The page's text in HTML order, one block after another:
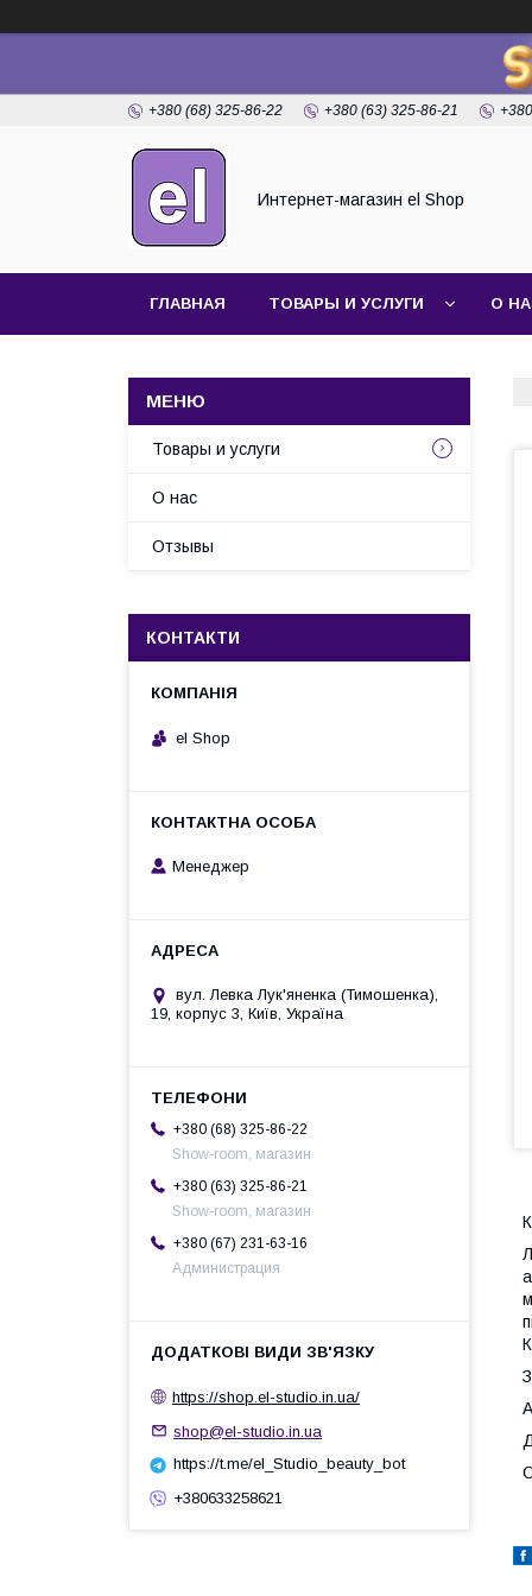
+380 (68) 325-86-22 +380 (63) 325-86-21
Интернет-магазин el Shop
ГЛАВНАЯ ТОВАРЫ И УСЛУГИ О
Товары и услуги
О нас
Отзывы
КОНТАКТИ
el Shop
Менеджер
вул. Левка Лук'яненка (Тимошенка),
19, корпус 3, Київ, Україна
+380 (68) 325-86-22
Show-room, магазин
+380 (63) 325-86-21
Show-room, магазин
+380 (67) 231-63-16
Администрация
https://shop.el-studio.in.ua/
shop@el-studio.in.ua
https://t.me/el_Studio_beauty_bot
+380633258621